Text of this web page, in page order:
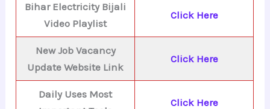
Bihar Electricity Bijali
Video Playlist
Click Here
New Job Vacancy
Update Website Link
Click Here
Daily Uses Most
Click Here